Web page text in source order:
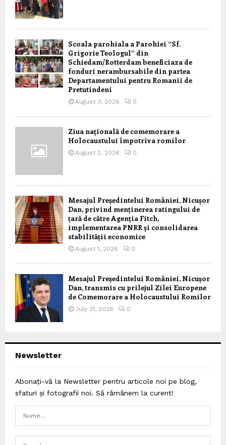
Scoala parohiala a Parohiei “Sf.
Grigorie Teologul” din
Schiedam/Rotterdam beneficiaza de
fonduri nerambursabile din partea
Departamentului pentru Romanii de
Pretutindeni
August 3, 2026 0
Ziua națională de comemorare a
Holocaustului împotriva romilor
August 2, 2026 0
Mesajul Președintelui României, Nicușor
Dan, privind menținerea ratingului de
țară de către Agenția Fitch,
implementarea PNRR și consolidarea
stabilității economice
August 1, 2026 0
Mesajul Președintelui României, Nicușor
Dan, transmis cu prilejul Zilei Europene
de Comemorare a Holocaustului Romilor
July 31, 2026 0
Newsletter
Abonați-vă la Newsletter pentru articole noi pe blog,
sfaturi și fotografii noi. Să rămânem la curent!